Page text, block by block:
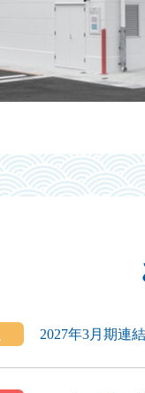
2027年3月期連